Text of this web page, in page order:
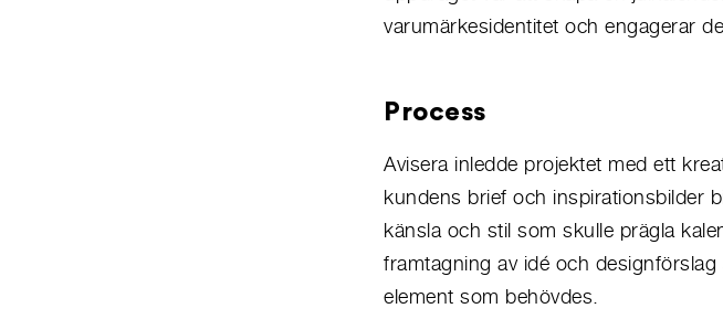
varumärkesidentitet och engagerar
Process
Avisera inledde projektet med ett
kundens brief och inspirationsbilder
känsla och stil som skulle prägla
framtagning av idé och
element som behövdes.